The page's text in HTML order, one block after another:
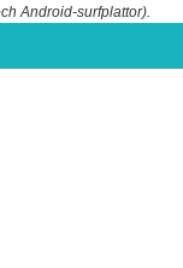
Android-surfplattor).